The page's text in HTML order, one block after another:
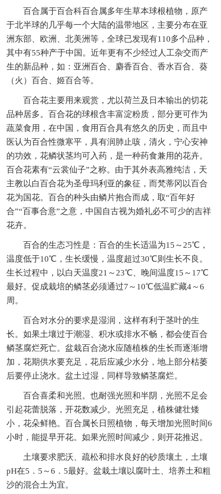
百合属于百合科百合属多年生草本球根植物，原产
于北半球的几乎每一个大陆的温带地区，主要分布在亚
洲东部、欧洲、北美洲等，全球已发现有110多个品种，
其中有55种产于中国。近年更有不少经过人工杂交而产
生的新品种，如：亚洲百合、麝香百合、香水百合、葵
（火）百合、姬百合等。
百合花主要用来观赏，尤以荷兰及日本输出的切花
品种居多。百合花的球根含丰富淀粉质，部分更可作为
蔬菜食用，在中国，食用百合具有悠久的历史，而且中
医认为百合性微寒平，具有润肺止咳，清火，宁心安神
的功效，花鳞状茎均可入药，是一种药食兼用的花卉。
百合花素有“云裳仙子”之称。由于其外表高雅纯洁，天
主教以白百合花为圣母玛利亚的象征，而梵蒂冈以百合
花为国花。百合的种头由鳞片抱合而成，取“百年好
合”“百事合意”之意，中国自古视为婚礼必不可少的吉祥
花卉。
百合的生态习性是：百合的生长适温为15～25℃，
温度低于10℃，生长缓慢，温度超过30℃则生长不良。
生长过程中，以白天温度21～23℃、晚间温度15～17℃
最好。促成栽培的鳞茎必须通过7～10℃低温贮藏4～6
周。
百合对水分的要求是湿润，这样有利于茎叶的生
长。如果土壤过于潮湿、积水或排水不畅，都会使百合
鳞茎腐烂死亡。盆栽百合浇水应随植株的生长而逐渐增
加，花期供水要充足，花后应减少水分，地上部分枯萎
后要停止浇水。盆土过湿，同样导致鳞茎腐烂。
百合喜柔和光照。也耐强光照和半阴，光照不足会
引起花蕾脱落，开花数减少。光照充足，植株健壮矮
小，花朵鲜艳。百合属长日照植物，每天增加光照时间6
小时，能提早开花。如果光照时间减少，则开花推迟。
土壤要求肥沃、疏松和排水良好的砂质壤土，土壤
pH在5．5～6．5最好。盆栽土壤以腐叶土、培养土和粗
沙的混合土为宜。